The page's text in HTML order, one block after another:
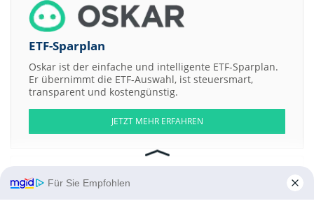
ETF-Sparplan
Oskar ist der einfache und intelligente ETF-Sparplan.
Er übernimmt die ETF-Auswahl, ist steuersmart,
transparent und kostengünstig.
JETZT MEHR ERFAHREN
Für Sie Empfohlen